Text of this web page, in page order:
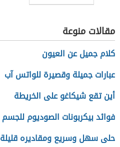
الأفراد
مقالات منوعة
كلام جميل عن العيون
عبارات جميلة وقصيرة للواتس آب
أين تقع شيكاغو على الخريطة
فوائد بيكربونات الصوديوم للجسم
حلى سهل وسريع ومقاديره قليلة